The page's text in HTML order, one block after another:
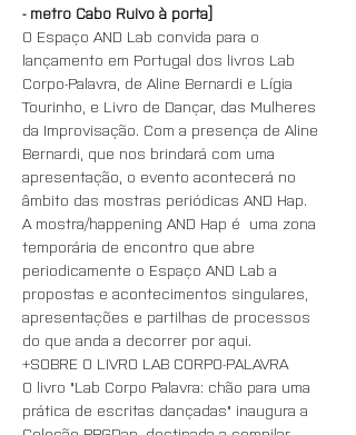
- metro Cabo Ruivo à porta]
O Espaço AND Lab convida para o
lançamento em Portugal dos livros Lab
Corpo-Palavra, de Aline Bernardi e Lígia
Tourinho, e Livro de Dançar, das Mulheres
da Improvisação. Com a presença de Aline
Bernardi, que nos brindará com uma
apresentação, o evento acontecerá no
âmbito das mostras periódicas AND Hap.
A mostra/happening AND Hap é  uma zona
temporária de encontro que abre
periodicamente o Espaço AND Lab a
propostas e acontecimentos singulares,
apresentações e partilhas de processos
do que anda a decorrer por aqui.
+SOBRE O LIVRO LAB CORPO-PALAVRA
O livro "Lab Corpo Palavra: chão para uma
prática de escritas dançadas" inaugura a